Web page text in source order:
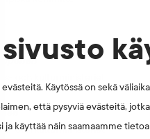
sivusto
Käytössä on sekä
että pysyviä evästeitä,
ja käyttää näin saamaamme
och kulturministeriet